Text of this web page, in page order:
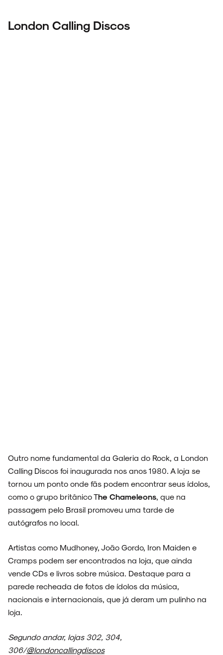
SOBRE
London Calling Discos
Outro nome fundamental da Galeria do Rock, a London
Calling Discos foi inaugurada nos anos 1980. A loja se
tornou um ponto onde fãs podem encontrar seus ídolos,
como o grupo britânico The Chameleons, que na
passagem pelo Brasil promoveu uma tarde de
autógrafos no local.
Artistas como Mudhoney, João Gordo, Iron Maiden e
Cramps podem ser encontrados na loja, que ainda
vende CDs e livros sobre música. Destaque para a
parede recheada de fotos de ídolos da música,
nacionais e internacionais, que já deram um pulinho na
loja.
Segundo andar, lojas 302, 304,
306/@londoncallingdiscos